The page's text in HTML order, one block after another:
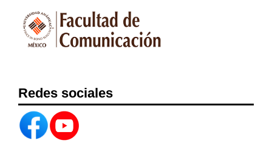
Redes sociales